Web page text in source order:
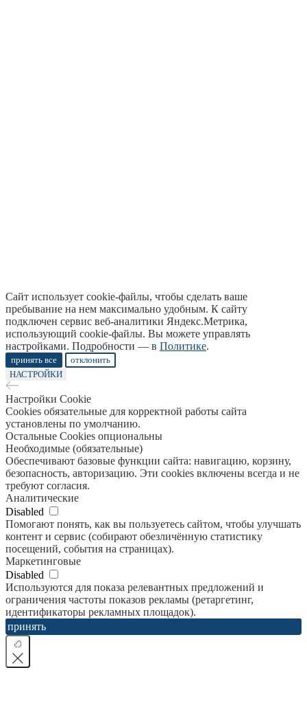
Сайт использует cookie-файлы, чтобы сделать ваше
пребывание на нем максимально удобным. К cайту
подключен сервис веб-аналитики Яндекс.Метрика,
использующий cookie-файлы. Вы можете управлять
настройками. Подробности — в Политике.
принять все
отклонить
НАСТРОЙКИ
Настройки Cookie
Cookies обязательные для корректной работы сайта
установлены по умолчанию.
Остальные Cookies опциональны
Необходимые (обязательные)
Обеспечивают базовые функции сайта: навигацию, корзину,
безопасность, авторизацию. Эти cookies включены всегда и не
требуют согласия.
Аналитические
Disabled
Помогают понять, как вы пользуетесь сайтом, чтобы улучшать
контент и сервис (собирают обезличённую статистику
посещений, события на страницах).
Маркетинговые
Disabled
Используются для показа релевантных предложений и
ограничения частоты показов рекламы (ретаргетинг,
идентификаторы рекламных площадок).
принять